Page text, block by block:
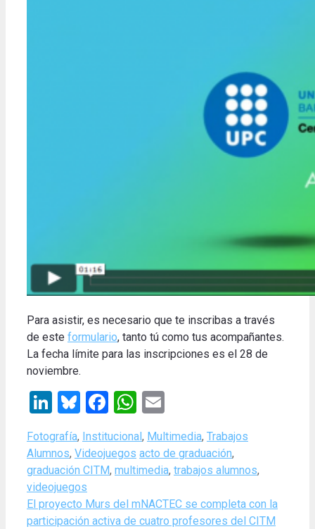
Para asistir, es necesario que te inscribas a través
de este formulario, tanto tú como tus acompañantes.
La fecha límite para las inscripciones es el 28 de
noviembre.
LinkedIn
Bluesky
Facebook
WhatsApp
Categories
Fotografía, Institucional , Multimedia, Trabajos
Alumnos, Videojuegos Tags
acto de graduación,
graduación CITM, multimedia, trabajos alumnos,
videojuegos
El proyecto Murs del mNACTEC se completa con la
participación activa de cuatro profesores del CITM